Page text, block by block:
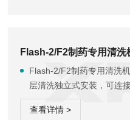
Flash-2/F2制药专用清洗
Flash-2/F2制药专用清洗
层清洗独立式安装，可连接
洗流程为先用自来水和清洁
查看详情 >